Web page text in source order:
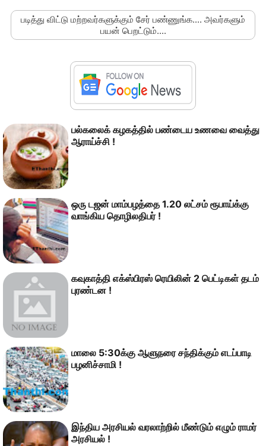
படித்து விட்டு மற்றவர்களுக்கும் சேர் பண்ணுங்க.... அவர்களும்
பயன் பெறட்டும்....
பல்கலைக் கழகத்தில் பண்டைய உணவை வைத்து
ஆராய்ச்சி !
ஒரு டஜன் மாம்பழத்தை 1.20 லட்சம் ரூபாய்க்கு
வாங்கிய தொழிலதிபர் !
கவுகாத்தி எக்ஸ்பிரஸ் ரெயிலின் 2 பெட்டிகள் தடம்
புரண்டன !
மாலை 5:30க்கு ஆளுநரை சந்திக்கும் எடப்பாடி
பழனிச்சாமி !
இந்திய அரசியல் வரலாற்றில் மீண்டும் எழும் ராமர்
அரசியல் !